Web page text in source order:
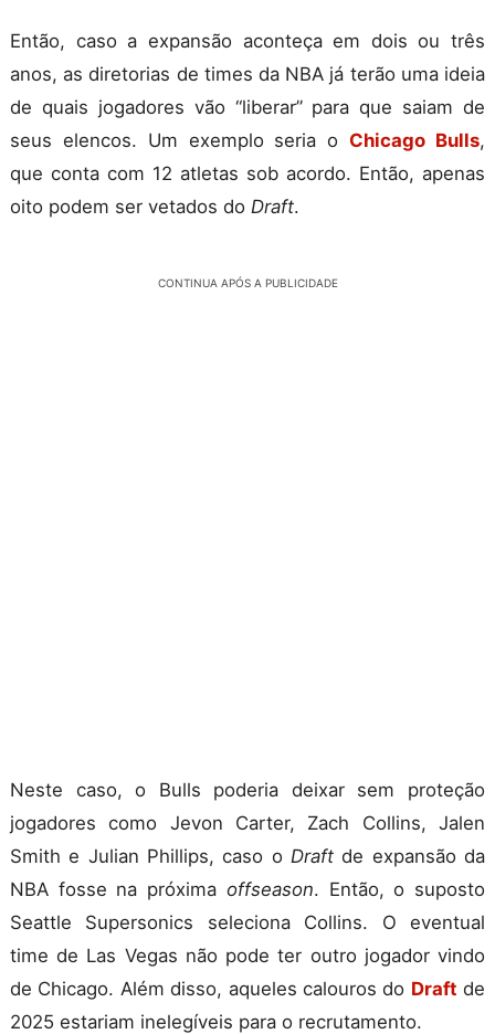
Então, caso a expansão aconteça em dois ou três
anos, as diretorias de times da NBA já terão uma ideia
de quais jogadores vão “liberar” para que saiam de
seus elencos. Um exemplo seria o Chicago Bulls,
que conta com 12 atletas sob acordo. Então, apenas
oito podem ser vetados do Draft.
CONTINUA APÓS A PUBLICIDADE
Neste caso, o Bulls poderia deixar sem proteção
jogadores como Jevon Carter, Zach Collins, Jalen
Smith e Julian Phillips, caso o Draft de expansão da
NBA fosse na próxima offseason. Então, o suposto
Seattle Supersonics seleciona Collins. O eventual
time de Las Vegas não pode ter outro jogador vindo
de Chicago. Além disso, aqueles calouros do Draft de
2025 estariam inelegíveis para o recrutamento.